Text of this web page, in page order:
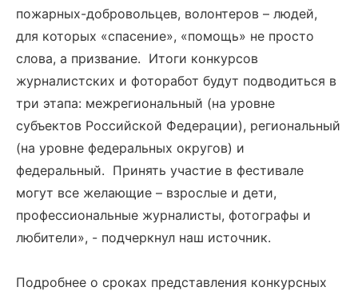
пожарных-добровольцев, волонтеров – людей,
для которых «спасение», «помощь» не просто
слова, а призвание. Итоги конкурсов
журналистских и фоторабот будут подводиться в
три этапа: межрегиональный (на уровне
субъектов Российской Федерации), региональный
(на уровне федеральных округов) и
федеральный. Принять участие в фестивале
могут все желающие – взрослые и дети,
профессиональные журналисты, фотографы и
любители», - подчеркнул наш источник.
Подробнее о сроках представления конкурсных